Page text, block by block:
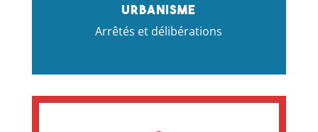
Urbanisme
Arrêtés et délibérations